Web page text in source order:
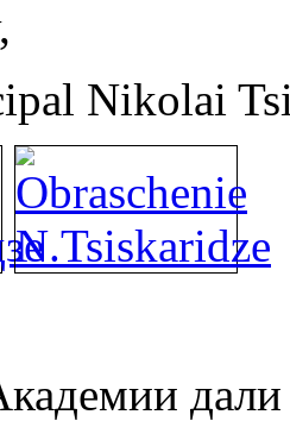
Nikolai
дали